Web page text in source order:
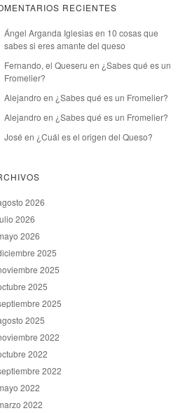
RECIENTES
Ángel Arganda Iglesiasen 10 cosas que
sabes si eres amante del queso
Fernando, el Queseru en ¿Sabes qué es un
Fromelier?
Alejandro en ¿Sabes qué es un Fromelier?
Alejandro en ¿Sabes qué es un Fromelier?
José en ¿Cuál es el origen del Queso?
2026
2026
2026
2025
2025
2025
2025
2025
2022
2022
2022
2022
2022